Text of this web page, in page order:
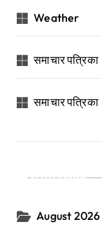
Weather
समाचार पत्रिका
समाचार पत्रिका
Archives
August 2026